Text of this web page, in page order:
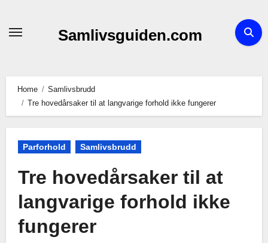
Samlivsguiden.com
Home
Samlivsbrudd
Tre hovedårsaker til at langvarige forhold ikke fungerer
Parforhold Samlivsbrudd
Tre hovedårsaker til at
langvarige forhold ikke
fungerer